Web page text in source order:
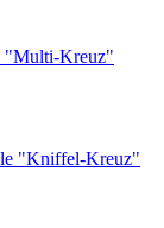
"Multi-Kreuz"
"Kniffel-Kreuz"